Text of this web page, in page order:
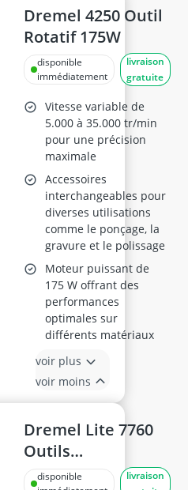
Dremel 4250 Outil
Rotatif 175W
disponible
immédiatement
livraison
gratuite
Vitesse variable de
5.000 à 35.000 tr/min
pour une précision
maximale
Accessoires
interchangeables pour
diverses utilisations
comme le ponçage, la
gravure et le polissage
Moteur puissant de
175 W offrant des
performances
optimales sur
différents matériaux
voir plus
voir moins
Dremel Lite 7760
Outils
Multifonctions
disponible
livraison